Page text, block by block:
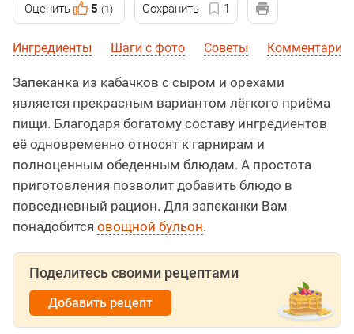
Оценить 5 (1) Сохранить 1
Ингредиенты Шаги с фото Советы Комментарии
Запеканка из кабачков с сыром и орехами
является прекрасным вариантом лёгкого приёма
пищи. Благодаря богатому составу ингредиентов
её одновременно относят к гарнирам и
полноценным обеденным блюдам. А простота
приготовления позволит добавить блюдо в
повседневный рацион. Для запеканки Вам
понадобится овощной бульон.
Поделитесь своими рецептами
Добавить рецепт